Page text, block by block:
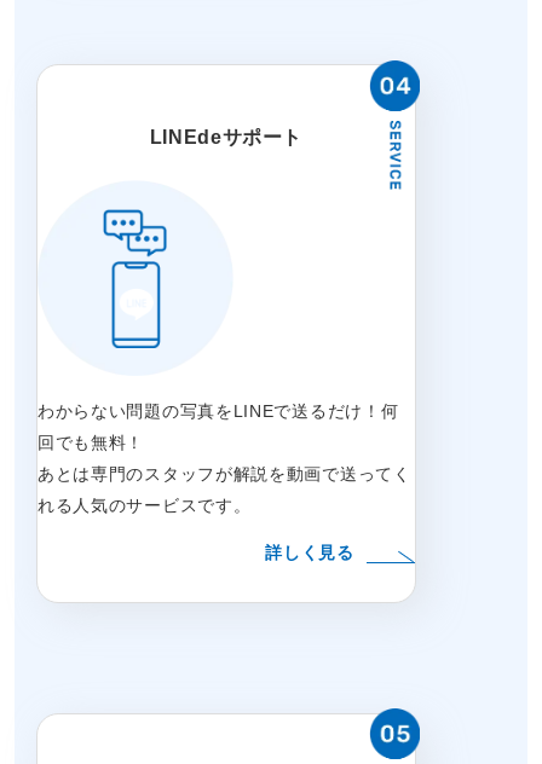
LINEdeサポート
わからない問題の写真をLINEで送るだけ！何
回でも無料！
あとは専門のスタッフが解説を動画で送ってく
れる人気のサービスです。
詳しく見る